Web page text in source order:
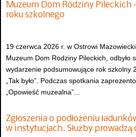
Muzeum Dom Rodziny Pileckich
roku szkolnego
19 czerwca 2026 r. w Ostrowi
Muzeum Dom Rodziny Pileckich, odbyło
wydarzenie podsumowujące rok szkolny
„Tak było”. Podczas spotkania
„Opowieść muzealna”...
Zgłoszenia o podłożeniu
w instytucjach. Służby prowadzą